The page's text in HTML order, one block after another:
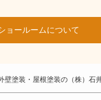
ョールームについて
壁塗装・屋根塗装の（株）石